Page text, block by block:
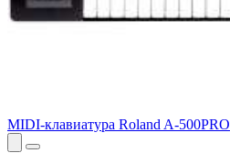
MIDI-клавиатура Roland A-500PRO